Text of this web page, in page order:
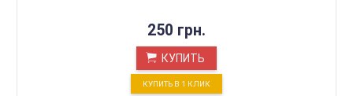
250 грн.
КУПИТЬ
КУПИТЬ В 1 КЛИК